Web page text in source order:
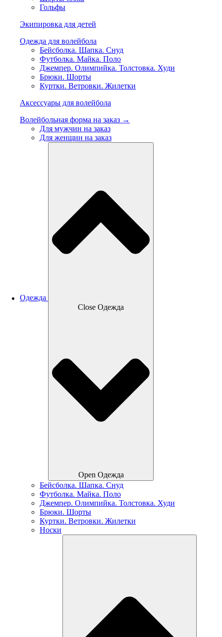
Гольфы
Экипировка для детей
Одежда для волейбола
Бейсболка. Шапка. Снуд
Футболка. Майка. Поло
Джемпер. Олимпийка. Толстовка. Худи
Брюки. Шорты
Куртки. Ветровки. Жилетки
Аксессуары для волейбола
Волейбольная форма на заказ →
Для мужчин на заказ
Для женщин на заказ
Одежда
Close Одежда
Open Одежда
Бейсболка. Шапка. Снуд
Футболка. Майка. Поло
Джемпер. Олимпийка. Толстовка. Худи
Брюки. Шорты
Куртки. Ветровки. Жилетки
Носки